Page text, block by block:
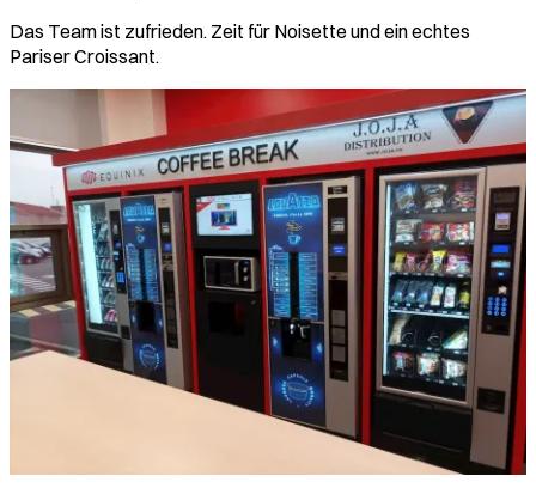
Das Team ist zufrieden. Zeit für Noisette und ein echtes
Pariser Croissant.